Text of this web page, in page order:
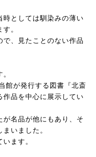
時としては馴染みの薄い
。
、見たことのない作品
館が発行する図書『北斎
作品を中心に展示してい
が名品が他にもあり、そ
いました。
ます。